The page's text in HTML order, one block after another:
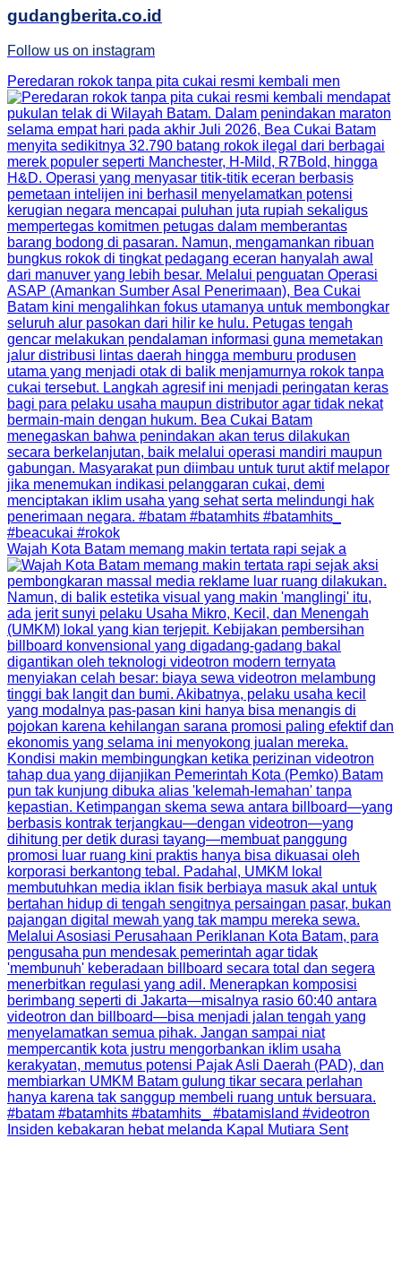
gudangberita.co.id
Follow us on instagram
Peredaran rokok tanpa pita cukai resmi kembali men
Wajah Kota Batam memang makin tertata rapi sejak a
Insiden kebakaran hebat melanda Kapal Mutiara Sent